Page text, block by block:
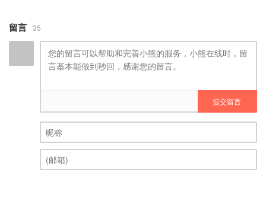
留言 35
提交留言
昵称 (必填)